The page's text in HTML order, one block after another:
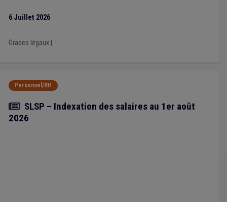
6 Juillet 2026
Grades légaux|
Personnel/RH
Actualité
SLSP – Indexation des salaires au 1er août
2026